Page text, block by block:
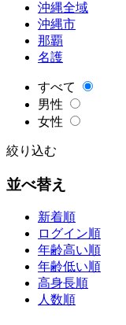
沖縄全域
沖縄市
那覇
名護
すべて
男性
女性
絞り込む
並べ替え
新着順
ログイン順
年齢高い順
年齢低い順
高身長順
人数順